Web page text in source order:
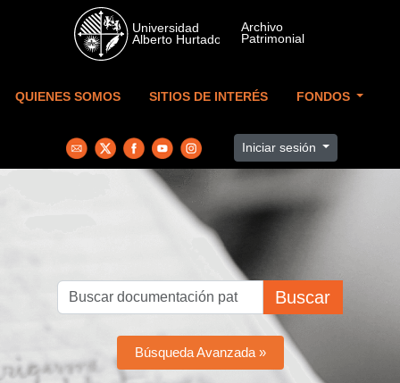
Skip to main content
QUIENES SOMOS SITIOS DE INTERÉS FONDOS
Iniciar sesión
Buscar
Búsqueda Avanzada »